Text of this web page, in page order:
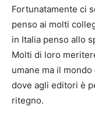
Fortunatamente ci
penso ai molti
in Italia penso allo
Molti di loro
umane ma il
dove agli editori è
ritegno.